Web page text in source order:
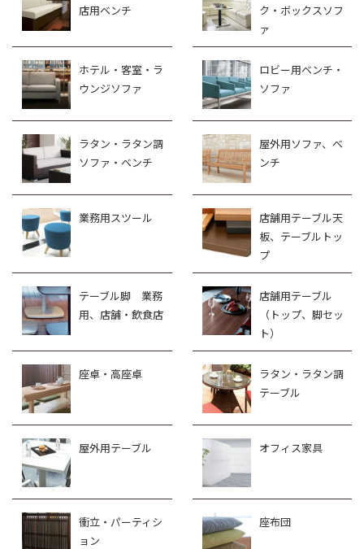
店用ベンチ
ク・ボックスソフ
ァ
ホテル・客室・ラ
ウンジソファ
ロビー用ベンチ・
ソファ
ラタン・ラタン調
ソファ・ベンチ
屋外用ソファ、ベ
ンチ
業務用スツール
店舗用テーブル天
板、テーブルトッ
プ
テーブル脚 業務
用、店舗・飲食店
店舗用テーブル
（トップ、脚セッ
ト）
座卓・高座卓
ラタン・ラタン調
テーブル
屋外用テーブル オフィス家具
衝立・パーティシ
ョン
座布団